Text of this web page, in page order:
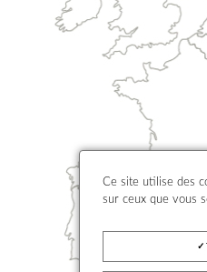
Ce site utilise des
sur ceux que vous